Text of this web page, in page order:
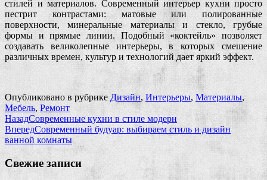
стилей и материалов. Современный интерьер кухни просто
пестрит контрастами: матовые или полированные
поверхности, минеральные материалы и стекло, грубые
формы и прямые линии. Подобный «коктейль» позволяет
создавать великолепные интерьеры, в которых смешение
различных времен, культур и технологий дает яркий эффект.
Опубликовано в рубрикеДизайн, Интерьеры, Материалы,
Мебель, Ремонт
НазадСовременные кухни в стиле модерн
ВпередСовременный будуар: выбираем стиль и дизайн
ванной комнаты
Свежие записи